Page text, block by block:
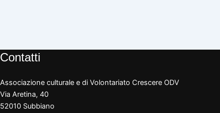
Contatti
Associazione culturale e di Volontariato Crescere ODV
Via Aretina, 40
52010 Subbiano